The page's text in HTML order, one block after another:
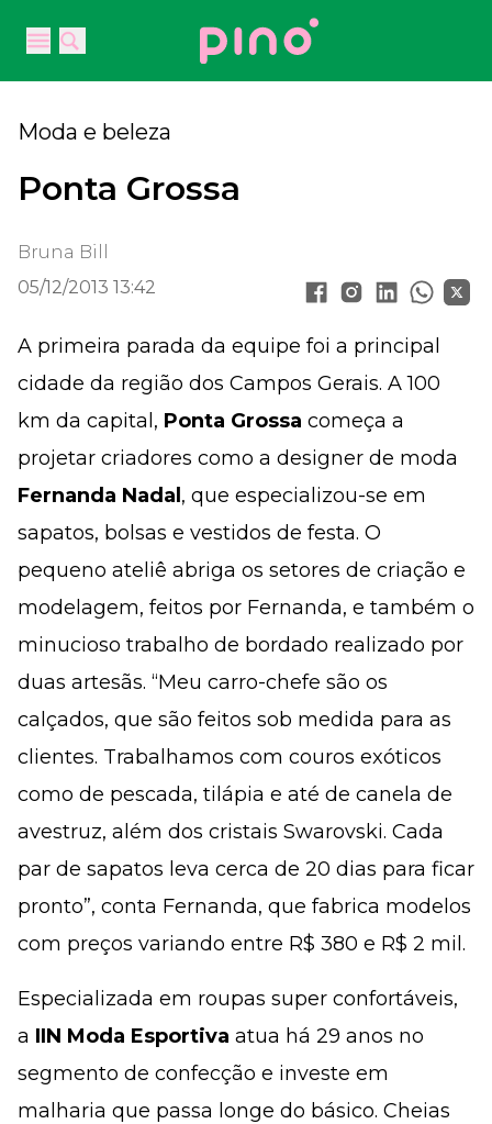
Open main menu
Open main menu
Your Company
Moda e beleza
Ponta Grossa
Bruna Bill
05/12/2013 13:42
A primeira parada da equipe foi a principal
cidade da região dos Campos Gerais. A 100
km da capital, Ponta Grossa começa a
projetar criadores como a designer de moda
Fernanda Nadal , que especializou-se em
sapatos, bolsas e vestidos de festa. O
pequeno ateliê abriga os setores de criação e
modelagem, feitos por Fernanda, e também o
minucioso trabalho de bordado realizado por
duas artesãs. “Meu carro-chefe são os
calçados, que são feitos sob medida para as
clientes. Trabalhamos com couros exóticos
como de pescada, tilápia e até de canela de
avestruz, além dos cristais Swarovski. Cada
par de sapatos leva cerca de 20 dias para ficar
pronto”, conta Fernanda, que fabrica modelos
com preços variando entre R$ 380 e R$ 2 mil.
Especializada em roupas super confortáveis,
a IIN Moda Esportiva atua há 29 anos no
segmento de confecção e investe em
malharia que passa longe do básico. Cheias